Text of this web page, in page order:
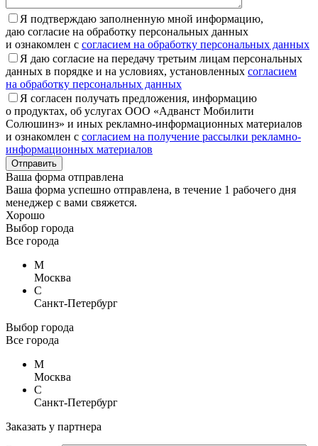
Я подтверждаю заполненную мной информацию,
даю согласие на обработку персональных данных
и ознакомлен с согласием на обработку персональных данных
Я даю согласие на передачу третьим лицам персональных
данных в порядке и на условиях, установленных согласием
на обработку персональных данных
Я согласен получать предложения, информацию
о продуктах, об услугах ООО «Адванст Мобилити
Солюшинз» и иных рекламно-информационных материалов
и ознакомлен с согласием на получение рассылки рекламно-
информационных материалов
Отправить
Ваша форма отправлена
Ваша форма успешно отправлена, в течение 1 рабочего дня
менеджер с вами свяжется.
Хорошо
Выбор города
Все города
М
Москва
С
Санкт-Петербург
Выбор города
Все города
М
Москва
С
Санкт-Петербург
Заказать у партнера